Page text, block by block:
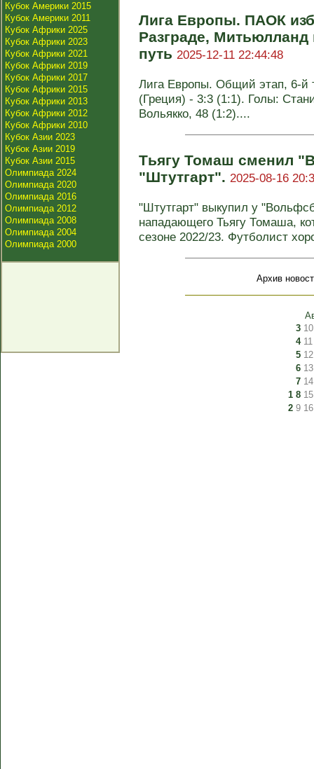
Кубок Америки 2015
Кубок Америки 2011
Кубок Африки 2025
Кубок Африки 2023
Кубок Африки 2021
Кубок Африки 2019
Кубок Африки 2017
Кубок Африки 2015
Кубок Африки 2013
Кубок Африки 2012
Кубок Африки 2010
Кубок Азии 2023
Кубок Азии 2019
Кубок Азии 2015
Олимпиада 2024
Олимпиада 2020
Олимпиада 2016
Олимпиада 2012
Олимпиада 2008
Олимпиада 2004
Олимпиада 2000
Лига Европы. ПАОК
Разграде,
путь 2025-12-11 22:44:48
Лига Европы. Общий этап, 6-й
(Греция) - 3:3 (1:1). Голы:
Вольякко, 48 (1:2)....
Тьягу Томаш сменил
"Штутгарт". 2025-08-16
"Штутгарт" выкупил у
нападающего Тьягу Томаша,
сезоне 2022/23. Футболист
Архив
3 10
4 11
5 12
6 13
7 14
1 8 15
2 9 16